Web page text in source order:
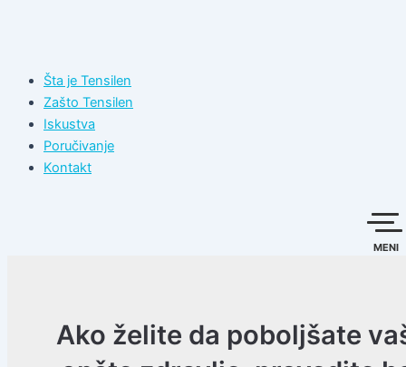
Šta je Tensilen
Zašto Tensilen
Iskustva
Poručivanje
Kontakt
MENI
Ako želite da poboljšate